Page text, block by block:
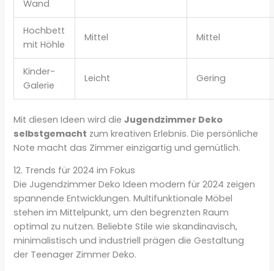
Wand
Hochbett
mit Höhle
Mittel Mittel
Kinder-
Galerie
Leicht Gering
Mit diesen Ideen wird dieJugendzimmer Deko
selbstgemacht zum kreativen Erlebnis. Die persönliche
Note macht das Zimmer einzigartig und gemütlich.
12. Trends für 2024 im Fokus
Die Jugendzimmer Deko Ideen modern für 2024 zeigen
spannende Entwicklungen. Multifunktionale Möbel
stehen im Mittelpunkt, um den begrenzten Raum
optimal zu nutzen. Beliebte Stile wie skandinavisch,
minimalistisch und industriell prägen die Gestaltung
der Teenager Zimmer Deko.